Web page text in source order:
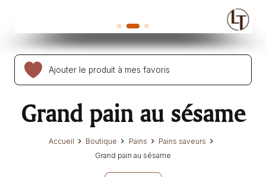
Ajouter le produit à mes favoris
Grand pain au sésame
Accueil Boutique Pains
Pains saveurs
Grand pain au sésame